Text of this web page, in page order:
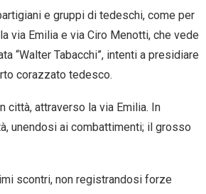
e gruppi di tedeschi, come per
via Emilia e via Ciro Menotti, che vede
“Walter Tabacchi”, intenti a presidiare
corazzato tedesco.
città, attraverso la via Emilia. In
unendosi ai combattimenti; il grosso
scontri, non registrandosi forze